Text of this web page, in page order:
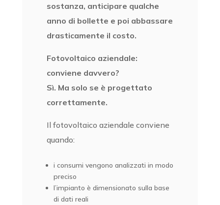
sostanza, anticipare qualche
anno di bollette e poi abbassare
drasticamente il costo.
Fotovoltaico aziendale:
conviene davvero?
Sì. Ma solo se è progettato
correttamente.
Il fotovoltaico aziendale conviene
quando:
i consumi vengono analizzati in modo
preciso
l’impianto è dimensionato sulla base
di dati reali